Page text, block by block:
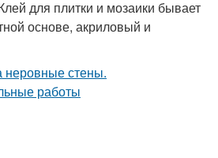
для плитки и мозаики бывает
основе, акриловый и